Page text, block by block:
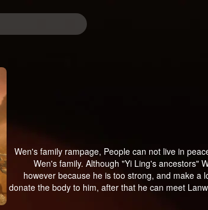
Wen's family rampage, People can not live in
Wen's family. Although "Yi Ling's ancestors"
however because he is too strong, and make a
donate the body to him, after that he can meet